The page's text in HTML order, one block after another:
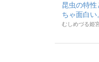
昆虫の特
ちゃ面白い
むしめづる姫